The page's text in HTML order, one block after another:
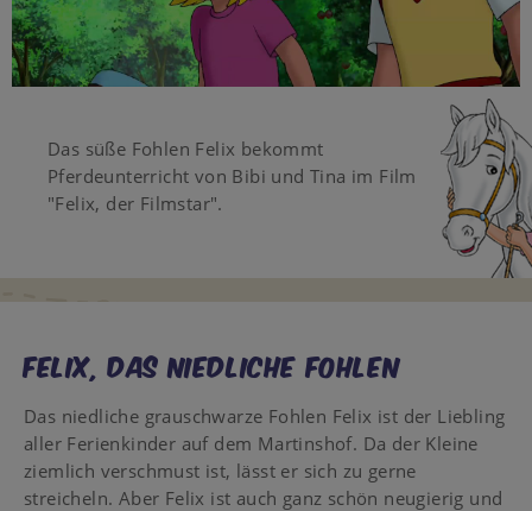
Video
Das süße Fohlen Felix bekommt
Pferdeunterricht von Bibi und Tina im Film
"Felix, der Filmstar".
Felix, das niedliche Fohlen
Das niedliche grauschwarze Fohlen Felix ist der Liebling
aller Ferienkinder auf dem Martinshof. Da der Kleine
ziemlich verschmust ist, lässt er sich zu gerne
streicheln. Aber Felix ist auch ganz schön neugierig und